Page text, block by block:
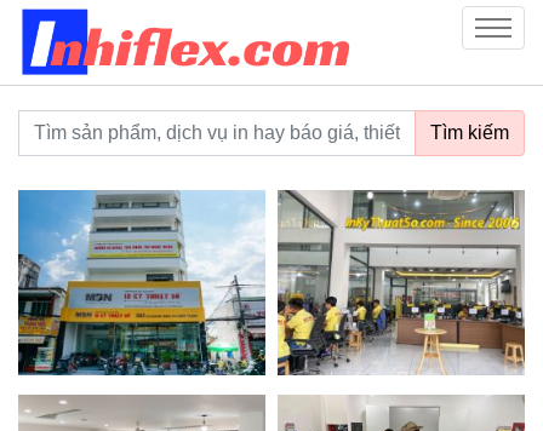
inhiflex.com
Menu
Từ khoá tìm kiếm Tìm kiếm